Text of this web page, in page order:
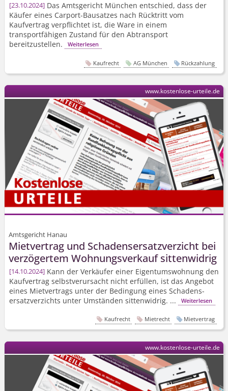
23.10.2024 Das Amtsgericht München entschied, dass der
Käufer eines Carport-Bausatzes nach Rücktritt vom
Kaufvertrag verpflichtet ist, die Ware in einem
transportfähigen Zustand für den Abtransport
bereitzustellen.
Weiterlesen
Kaufrecht AG München Rückzahlung
Amtsgericht Hanau
Mietvertrag und Schadens­ersatz­verzicht bei
verzögertem Wohnungsverkauf sittenwidrig
14.10.2024 Kann der Verkäufer einer Eigentumswohnung den
Kaufvertrag selbstverursacht nicht erfüllen, ist das Angebot
eines Mietvertrags unter der Bedingung eines Schadens­
ersatz­verzichts unter Umständen sittenwidrig. ...
Weiterlesen
www.kostenlose-urteile.de
Kaufrecht Mietrecht Mietvertrag
www.kostenlose-urteile.de